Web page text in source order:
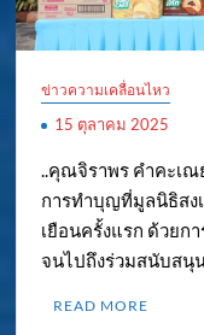
ข่าวความเคลื่อนไหว
15 ตุลาคม 2025
..คุณจิราพร คำคะเ
การทำบุญที่มูลนิธิสง
เยือนครั้งแรก ด้วยก
จนไปถึงร่วมสนับสนุ
READ MORE